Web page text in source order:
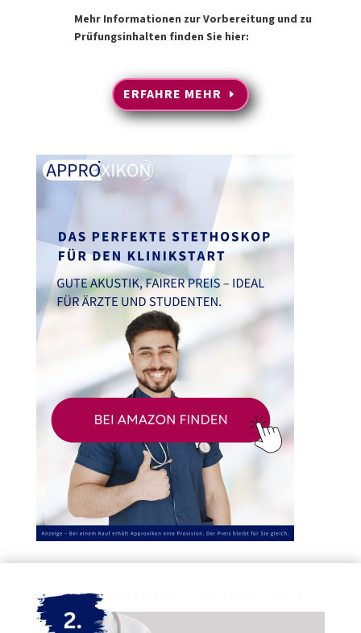
Mehr Informationen zur Vorbereitung und zu
Prüfungsinhalten finden Sie hier:
ERFAHRE MEHR